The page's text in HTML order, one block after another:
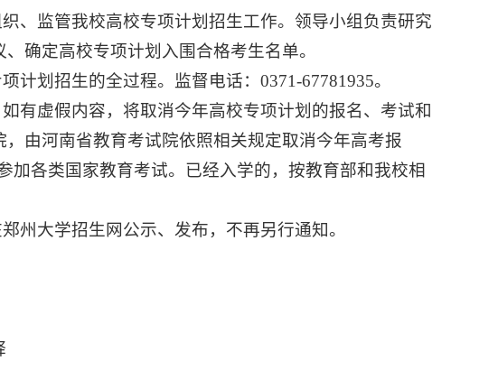
、监管我校高校专项计划招生工作。领导小组负责研究
确定高校专项计划入围合格考生名单。
计划招生的全过程。监督电话：0371-67781935。
有虚假内容，将取消今年高校专项计划的报名、考试和
由河南省教育考试院依照相关规定取消今年高考报
加各类国家教育考试。已经入学的，按教育部和我校相
州大学招生网公示、发布，不再另行通知。